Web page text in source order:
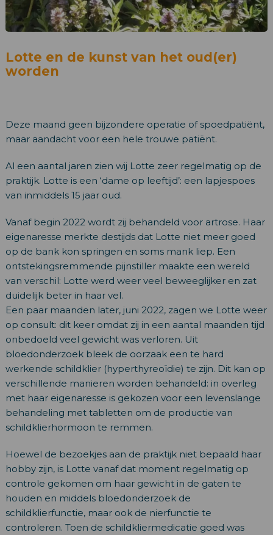
Lotte en de kunst van het oud(er)
worden
Deze maand geen bijzondere operatie of spoedpatiënt,
maar aandacht voor een hele trouwe patiënt.
Al een aantal jaren zien wij Lotte zeer regelmatig op de
praktijk. Lotte is een ‘dame op leeftijd’: een lapjespoes
van inmiddels 15 jaar oud.
Vanaf begin 2022 wordt zij behandeld voor artrose. Haar
eigenaresse merkte destijds dat Lotte niet meer goed
op de bank kon springen en soms mank liep. Een
ontstekingsremmende pijnstiller maakte een wereld
van verschil: Lotte werd weer veel beweeglijker en zat
duidelijk beter in haar vel.
Een paar maanden later, juni 2022, zagen we Lotte weer
op consult: dit keer omdat zij in een aantal maanden tijd
onbedoeld veel gewicht was verloren. Uit
bloedonderzoek bleek de oorzaak een te hard
werkende schildklier (hyperthyreoïdie) te zijn. Dit kan op
verschillende manieren worden behandeld: in overleg
met haar eigenaresse is gekozen voor een levenslange
behandeling met tabletten om de productie van
schildklierhormoon te remmen.
Hoewel de bezoekjes aan de praktijk niet bepaald haar
hobby zijn, is Lotte vanaf dat moment regelmatig op
controle gekomen om haar gewicht in de gaten te
houden en middels bloedonderzoek de
schildklierfunctie, maar ook de nierfunctie te
controleren. Toen de schildkliermedicatie goed was